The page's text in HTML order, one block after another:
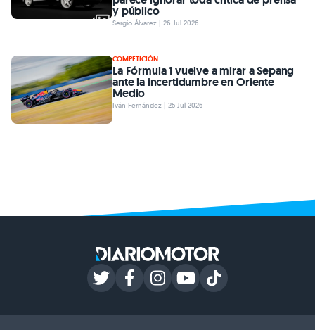
y público
Sergio Álvarez | 26 Jul 2026
COMPETICIÓN
La Fórmula 1 vuelve a mirar a Sepang
ante la incertidumbre en Oriente
Medio
Iván Fernández | 25 Jul 2026